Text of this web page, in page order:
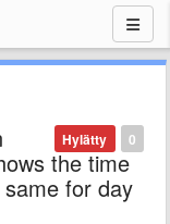
0
Hylätty
the time
for day